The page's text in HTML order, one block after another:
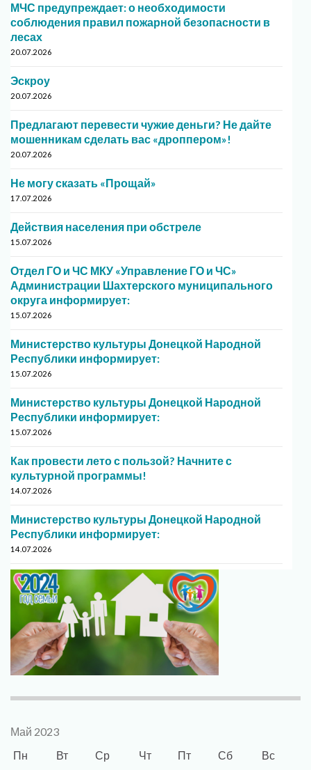
МЧС предупреждает: о необходимости
соблюдения правил пожарной безопасности в
лесах
20.07.2026
Эскроу
20.07.2026
Предлагают перевести чужие деньги? Не дайте
мошенникам сделать вас «дроппером»!
20.07.2026
Не могу сказать «Прощай»
17.07.2026
Действия населения при обстреле
15.07.2026
Отдел ГО и ЧС МКУ «Управление ГО и ЧС»
Администрации Шахтерского муниципального
округа информирует:
15.07.2026
Министерство культуры Донецкой Народной
Республики информирует:
15.07.2026
Министерство культуры Донецкой Народной
Республики информирует:
15.07.2026
Как провести лето с пользой? Начните с
культурной программы!
14.07.2026
Министерство культуры Донецкой Народной
Республики информирует:
14.07.2026
Май 2023
Пн
Вт Ср Чт Пт Сб
Вс